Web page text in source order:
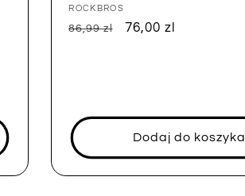
Dostawca:
ROCKBROS
Cena
86,99 zl
Cena
76,00 zl
Dodaj do koszyka